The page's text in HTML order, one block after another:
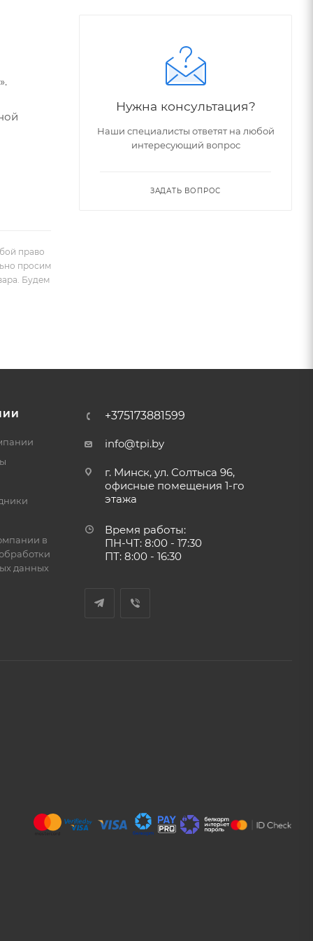
право
просим
Будем
Нужна консультация?
Наши специалисты ответят на любой
интересующий вопрос
ЗАДАТЬ ВОПРОС
в
данных
+375173881599
info@tpi.by
г. Минск, ул. Солтыса 96,
офисные помещения 1-го
этажа
Время работы:
ПН-ЧТ: 8:00 - 17:30
ПТ: 8:00 - 16:30